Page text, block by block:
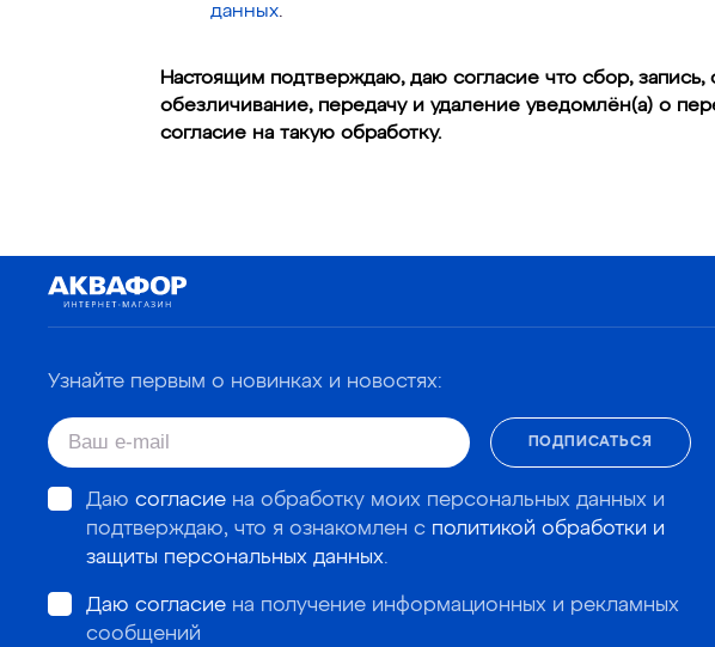
данных.
Настоящим подтверждаю, даю согласие что сбор,
обезличивание, передачу и удаление уведомлён(а) о
согласие на такую обработку.
Узнайте первым о новинках и новостях:
ПОДПИСАТЬСЯ
Даю согласиена обработку моих персональных данных и
подтверждаю, что я ознакомлен с политикой обработки и
защиты персональных данных.
Даю согласиена получение информационных и рекламных
сообщений